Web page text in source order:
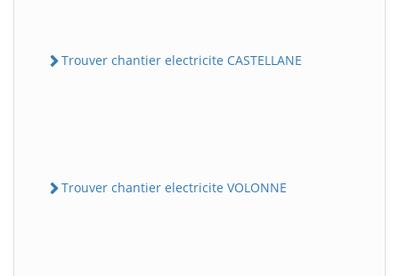
Trouver chantier electricite CASTELLANE
Trouver chantier electricite VOLONNE